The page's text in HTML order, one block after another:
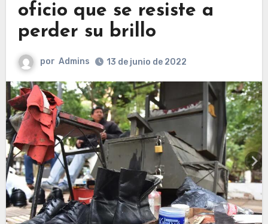
oficio que se resiste a
perder su brillo
por Admins 13 de junio de 2022